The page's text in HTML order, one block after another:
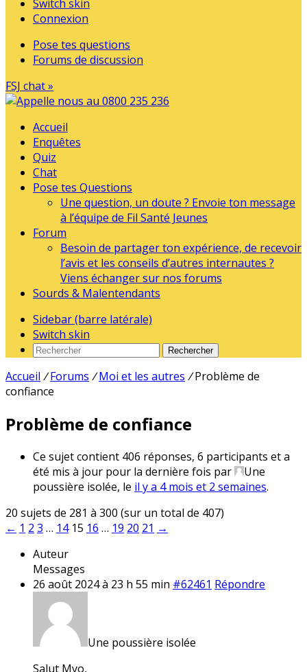
Switch skin
Connexion
Pose tes questions
Forums de discussion
FSJ chat »
Accueil
Enquêtes
Quiz
Chat
Pose tes Questions
Une question, un doute ? Envoie ton message
à l’équipe de Fil Santé Jeunes
Forum
Besoin de partager ton expérience, de recevoir
l’avis et les conseils d’autres internautes ?
Viens échanger sur nos forums
Sourds & Malentendants
Sidebar (barre latérale)
Switch skin
Rechercher
Accueil / Forums / Moi et les autres / Problème de
confiance
Problème de confiance
Ce sujet contient 406 réponses, 6 participants et a
été mis à jour pour la dernière fois par
Une
poussière isolée, le il y a 4 mois et 2 semaines.
20 sujets de 281 à 300 (sur un total de 407)
← 1 2 3 … 14 15 16 … 19 20 21 →
Auteur
Messages
26 août 2024 à 23 h 55 min #62461 Répondre
Une poussière isolée
Salut Myo,